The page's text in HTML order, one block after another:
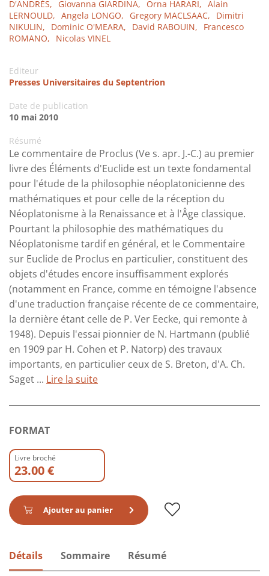
D'ANDRÈS,
Giovanna GIARDINA, Orna HARARI, Alain
LERNOULD, Angela LONGO, Gregory MACLSAAC,
Dimitri
NIKULIN,
Dominic O'MEARA, David RABOUIN,
Francesco
ROMANO,
Nicolas VINEL
Editeur
Presses Universitaires du Septentrion
Date de publication
10 mai 2010
Résumé
Le commentaire de Proclus (Ve s. apr. J.-C.) au premier
livre des Éléments d'Euclide est un texte fondamental
pour l'étude de la philosophie néoplatonicienne des
mathématiques et pour celle de la réception du
Néoplatonisme à la Renaissance et à l'Âge classique.
Pourtant la philosophie des mathématiques du
Néoplatonisme tardif en général, et le Commentaire
sur Euclide de Proclus en particulier, constituent des
objets d'études encore insuffisamment explorés
(notamment en France, comme en témoigne l'absence
d'une traduction française récente de ce commentaire,
la dernière étant celle de P. Ver Eecke, qui remonte à
1948). Depuis l'essai pionnier de N. Hartmann (publié
en 1909 par H. Cohen et P. Natorp) des travaux
importants, en particulier ceux de S. Breton, d'A. Ch.
Saget ... Lire la suite
FORMAT
Livre broché
23.00 €
Ajouter au panier
Détails Sommaire Résumé